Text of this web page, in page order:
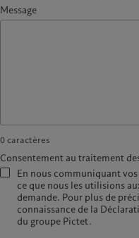
Message
0 caractères
Consentement au traitement
En nous communiquant
ce que nous les utilisions
demande. Pour plus de
connaissance de la
du groupe Pictet.